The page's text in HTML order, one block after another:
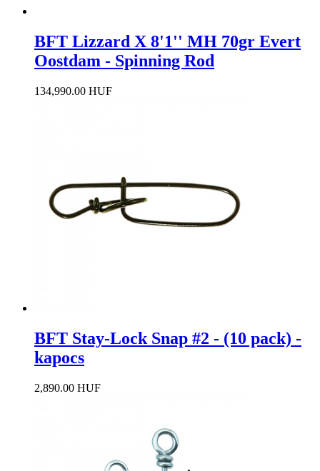
BFT Lizzard X 8'1'' MH 70gr Evert
Oostdam - Spinning Rod
134,990.00 HUF
BFT Stay-Lock Snap #2 - (10 pack) -
kapocs
2,890.00 HUF